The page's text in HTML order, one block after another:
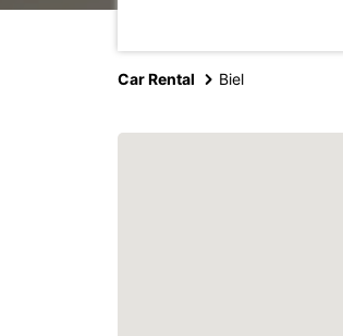
Car Rental Biel